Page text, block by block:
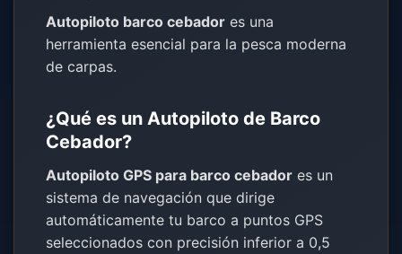
Autopiloto barco cebador es una
herramienta esencial para la pesca moderna
de carpas.
¿Qué es un Autopiloto de Barco
Cebador?
Autopiloto GPS para barco cebador es un
sistema de navegación que dirige
automáticamente tu barco a puntos GPS
seleccionados con precisión inferior a 0,5